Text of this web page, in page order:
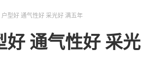
型好 通气性好 采光好 满五年
好 通气性好 采光